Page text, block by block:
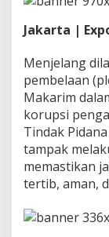
Jakarta |
Menjelang
pembelaan
Makarim
korupsi
Tindak
tampak
memastikan
tertib, aman,